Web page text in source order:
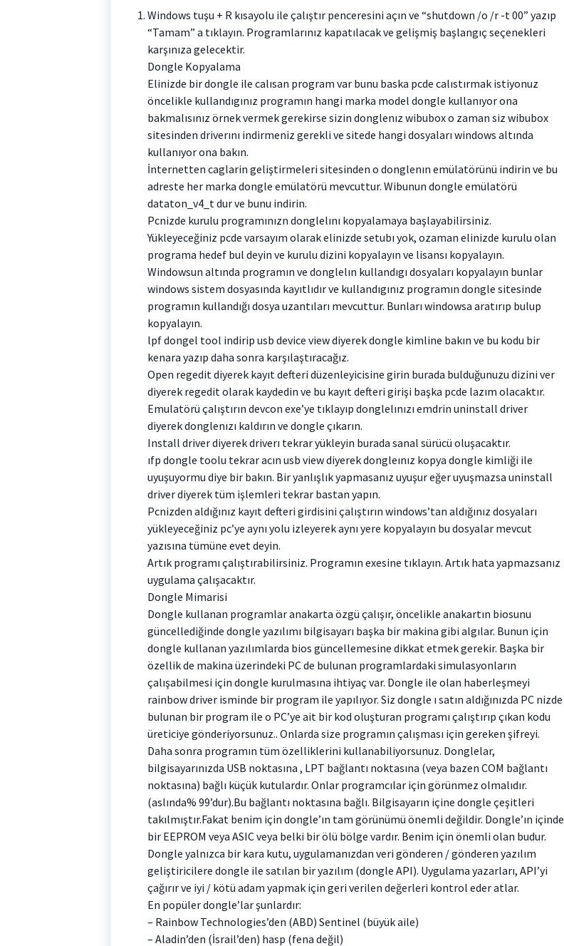
Windows tuşu + R kısayolu ile çalıştır penceresini açın ve “shutdown /o /r -t 00” yazıp
“Tamam” a tıklayın. Programlarınız kapatılacak ve gelişmiş başlangıç seçenekleri
karşınıza gelecektir.
Dongle Kopyalama
Elinizde bir dongle ile calısan program var bunu baska pcde calıstırmak istiyonuz
öncelikle kullandıgınız programın hangi marka model dongle kullanıyor ona
bakmalısınız örnek vermek gerekirse sizin donglenız wibubox o zaman siz wibubox
sitesinden driverını indirmeniz gerekli ve sitede hangi dosyaları windows altında
kullanıyor ona bakın.
İnternetten caglarin geliştirmeleri sitesinden o donglenın emülatörünü indirin ve bu
adreste her marka dongle emülatörü mevcuttur. Wibunun dongle emülatörü
dataton_v4_t dur ve bunu indirin.
Pcnizde kurulu programınızn donglelını kopyalamaya başlayabilirsiniz.
Yükleyeceğiniz pcde varsayım olarak elinizde setubı yok, ozaman elinizde kurulu olan
programa hedef bul deyin ve kurulu dizini kopyalayın ve lisansı kopyalayın.
Windowsun altında programın ve donglelın kullandıgı dosyaları kopyalayın bunlar
windows sistem dosyasında kayıtlıdır ve kullandıgınız programın dongle sitesinde
programın kullandığı dosya uzantıları mevcuttur. Bunları windowsa aratırıp bulup
kopyalayın.
lpf dongel tool indirip usb device view diyerek dongle kimline bakın ve bu kodu bir
kenara yazıp daha sonra karşılaştıracağız.
Open regedit diyerek kayıt defteri düzenleyicisine girin burada bulduğunuzu dizini ver
diyerek regedit olarak kaydedin ve bu kayıt defteri girişi başka pcde lazım olacaktır.
Emulatörü çalıştırın devcon exe’ye tıklayıp donglelınızı emdrin uninstall driver
diyerek donglenızı kaldırın ve dongle çıkarın.
Install driver diyerek driverı tekrar yükleyin burada sanal sürücü oluşacaktır.
ıfp dongle toolu tekrar acın usb view diyerek dongleınız kopya dongle kimliği ile
uyuşuyormu diye bir bakın. Bir yanlışlık yapmasanız uyuşur eğer uyuşmazsa uninstall
driver diyerek tüm işlemleri tekrar bastan yapın.
Pcnizden aldığınız kayıt defteri girdisini çalıştırın windows’tan aldığınız dosyaları
yükleyeceğiniz pc’ye aynı yolu izleyerek aynı yere kopyalayın bu dosyalar mevcut
yazısına tümüne evet deyin.
Artık programı çalıştırabilirsiniz. Programın exesine tıklayın. Artık hata yapmazsanız
uygulama çalışacaktır.
Dongle Mimarisi
Dongle kullanan programlar anakarta özgü çalışır, öncelikle anakartın biosunu
güncellediğinde dongle yazılımı bilgisayarı başka bir makina gibi algılar. Bunun için
dongle kullanan yazılımlarda bios güncellemesine dikkat etmek gerekir. Başka bir
özellik de makina üzerindeki PC de bulunan programlardaki simulasyonların
çalışabilmesi için dongle kurulmasına ihtiyaç var. Dongle ile olan haberleşmeyi
rainbow driver isminde bir program ile yapılıyor. Siz dongle ı satın aldığınızda PC nizde
bulunan bir program ile o PC’ye ait bir kod oluşturan programı çalıştırıp çıkan kodu
üreticiye gönderiyorsunuz.. Onlarda size programın çalışması için gereken şifreyi.
Daha sonra programın tüm özelliklerini kullanabiliyorsunuz. Donglelar,
bilgisayarınızda USB noktasına , LPT bağlantı noktasına (veya bazen COM bağlantı
noktasına) bağlı küçük kutulardır. Onlar programcılar için görünmez olmalıdır.
(aslında% 99’dur).Bu bağlantı noktasına bağlı. Bilgisayarın içine dongle çeşitleri
takılmıştır.Fakat benim için dongle’ın tam görünümü önemli değildir. Dongle’ın içinde
bir EEPROM veya ASIC veya belki bir ölü bölge vardır. Benim için önemli olan budur.
Dongle yalnızca bir kara kutu, uygulamanızdan veri gönderen / gönderen yazılım
geliştiricilere dongle ile satılan bir yazılım (dongle API). Uygulama yazarları, API’yi
çağırır ve iyi / kötü adam yapmak için geri verilen değerleri kontrol eder atlar.
En popüler dongle’lar şunlardır:
– Rainbow Technologies’den (ABD) Sentinel (büyük aile)
– Aladin’den (İsrail’den) hasp (fena değil)